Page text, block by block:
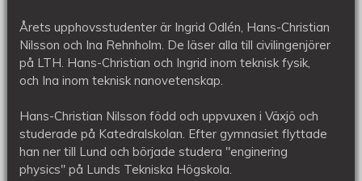
Årets upphovsstudenter är Ingrid Odlén, Hans-Christian
Nilsson och Ina Rehnholm. De läser alla till civilingenjörer
på LTH. Hans-Christian och Ingrid inom teknisk fysik,
och Ina inom teknisk nanovetenskap.
Hans-Christian Nilsson född och uppvuxen i Växjö och
studerade på Katedralskolan. Efter gymnasiet flyttade
han ner till Lund och började studera "enginering
physics" på Lunds Tekniska Högskola.